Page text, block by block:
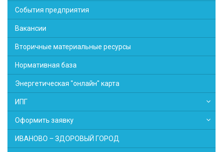
События предприятия
Вакансии
Вторичные материальные ресурсы
Нормативная база
Энергетическая "онлайн" карта
ИПГ
Оформить заявку
ИВАНОВО – ЗДОРОВЫЙ ГОРОД